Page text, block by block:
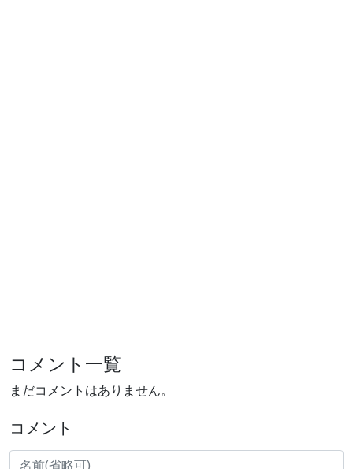
コメント一覧
まだコメントはありません。
コメント